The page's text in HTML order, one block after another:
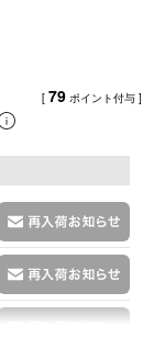
[ 79 ポイント付与 ]